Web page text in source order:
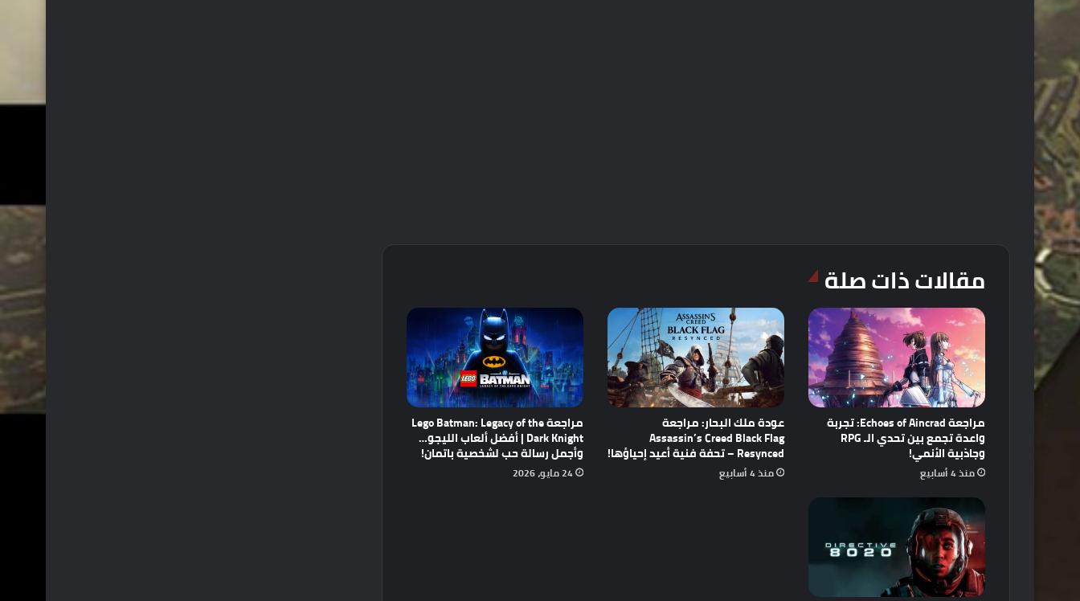
مقالات ذات صلة
مراجعة Echoes of Aincrad: تجربة
واعدة تجمع بين تحدي الـ RPG
وجاذبية الأنمي!
منذ 4 أسابيع
عودة ملك البحار: مراجعة
Assassin’s Creed Black Flag
Resynced – تحفة فنية أعيد إحياؤها!
منذ 4 أسابيع
مراجعة Lego Batman: Legacy of the
Dark Knight | أفضل ألعاب الليجو…
وأجمل رسالة حب لشخصية باتمان!
24 مايو، 2026